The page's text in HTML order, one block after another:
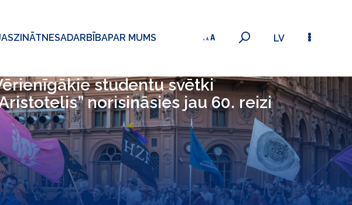
ZINĀTNESADARBĪBAPAR MUMS LV
studentu svētki
norisināsies jau 60. reizi